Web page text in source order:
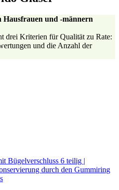
Hausfrauen und -männern
drei Kriterien für Qualität zu Rate:
und die Anzahl der
Bügelverschluss 6 teilig |
durch den Gummiring